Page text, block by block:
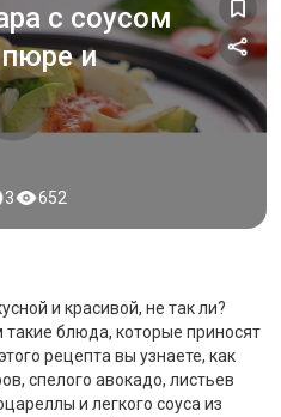
с соусом
и
3 652
и красивой, не так ли?
такие блюда, которые приносят
рецепта вы узнаете, как
спелого авокадо, листьев
и легкого соуса из